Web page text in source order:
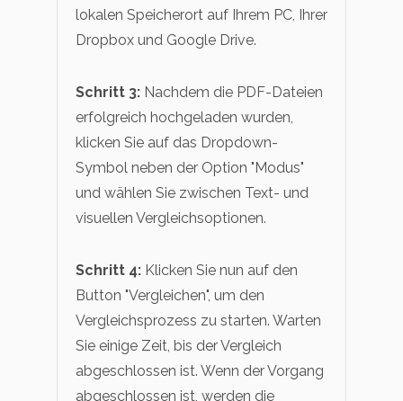
lokalen Speicherort auf Ihrem PC, Ihrer
Dropbox und Google Drive.
Schritt 3: Nachdem die PDF-Dateien
erfolgreich hochgeladen wurden,
klicken Sie auf das Dropdown-
Symbol neben der Option "Modus"
und wählen Sie zwischen Text- und
visuellen Vergleichsoptionen.
Schritt 4: Klicken Sie nun auf den
Button "Vergleichen", um den
Vergleichsprozess zu starten. Warten
Sie einige Zeit, bis der Vergleich
abgeschlossen ist. Wenn der Vorgang
abgeschlossen ist, werden die